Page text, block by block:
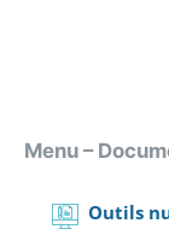
Menu –
Outils